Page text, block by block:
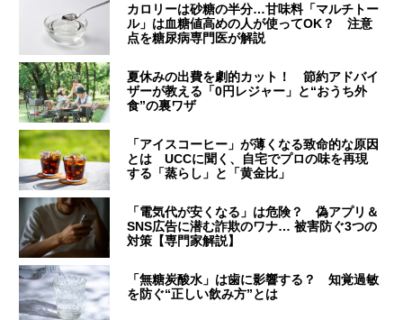
カロリーは砂糖の半分…甘味料「マルチトー
ル」は血糖値高めの人が使ってOK？ 注意
点を糖尿病専門医が解説
夏休みの出費を劇的カット！ 節約アドバイ
ザーが教える「0円レジャー」と“おうち外
食”の裏ワザ
「アイスコーヒー」が薄くなる致命的な原因
とは UCCに聞く、自宅でプロの味を再現
する「蒸らし」と「黄金比」
「電気代が安くなる」は危険？ 偽アプリ＆
SNS広告に潜む詐欺のワナ… 被害防ぐ3つの
対策【専門家解説】
「無糖炭酸水」は歯に影響する？ 知覚過敏
を防ぐ“正しい飲み方”とは